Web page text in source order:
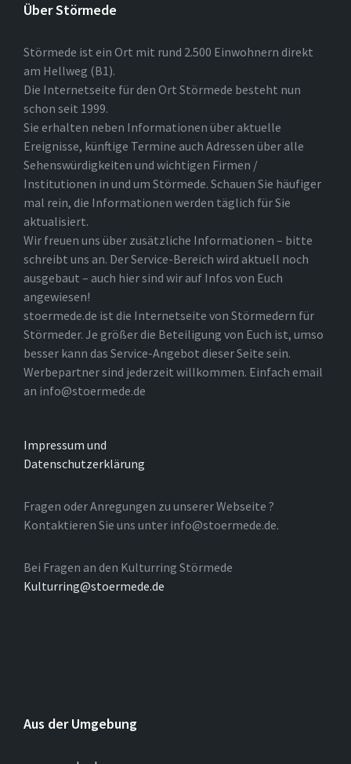
Über Störmede
Störmede ist ein Ort mit rund 2.500 Einwohnern direkt
am Hellweg (B1).
Die Internetseite für den Ort Störmede besteht nun
schon seit 1999.
Sie erhalten neben Informationen über aktuelle
Ereignisse, künftige Termine auch Adressen über alle
Sehenswürdigkeiten und wichtigen Firmen /
Institutionen in und um Störmede. Schauen Sie häufiger
mal rein, die Informationen werden täglich für Sie
aktualisiert.
Wir freuen uns über zusätzliche Informationen – bitte
schreibt uns an. Der Service-Bereich wird aktuell noch
ausgebaut – auch hier sind wir auf Infos von Euch
angewiesen!
stoermede.de ist die Internetseite von Störmedern für
Störmeder. Je größer die Beteiligung von Euch ist, umso
besser kann das Service-Angebot dieser Seite sein.
Werbepartner sind jederzeit willkommen. Einfach email
an info@stoermede.de
Impressum und
Datenschutzerklärung
Fragen oder Anregungen zu unserer Webseite ?
Kontaktieren Sie uns unter info@stoermede.de.
Bei Fragen an den Kulturring Störmede
Kulturring@stoermede.de
Aus der Umgebung